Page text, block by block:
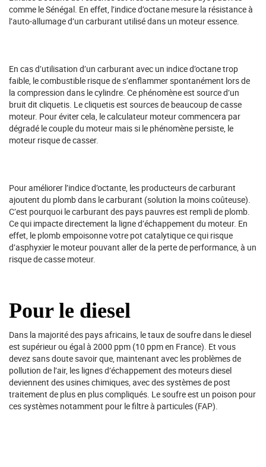
comme le Sénégal. En effet, l’indice d’octane mesure la résistance à
l’auto-allumage d’un carburant utilisé dans un moteur essence.
En cas d’utilisation d’un carburant avec un indice d’octane trop
faible, le combustible risque de s’enflammer spontanément lors de
la compression dans le cylindre. Ce phénomène est source d’un
bruit dit cliquetis. Le cliquetis est sources de beaucoup de casse
moteur. Pour éviter cela, le calculateur moteur commencera par
dégradé le couple du moteur mais si le phénomène persiste, le
moteur risque de casser.
Pour améliorer l’indice d’octante, les producteurs de carburant
ajoutent du plomb dans le carburant (solution la moins coûteuse).
C’est pourquoi le carburant des pays pauvres est rempli de plomb.
Ce qui impacte directement la ligne d’échappement du moteur. En
effet, le plomb empoisonne votre pot catalytique ce qui risque
d’asphyxier le moteur pouvant aller de la perte de performance, à un
risque de casse moteur.
Pour le diesel
Dans la majorité des pays africains, le taux de soufre dans le diesel
est supérieur ou égal à 2000 ppm (10 ppm en France). Et vous
devez sans doute savoir que, maintenant avec les problèmes de
pollution de l’air, les lignes d’échappement des moteurs diesel
deviennent des usines chimiques, avec des systèmes de post
traitement de plus en plus compliqués. Le soufre est un poison pour
ces systèmes notamment pour le filtre à particules (FAP).